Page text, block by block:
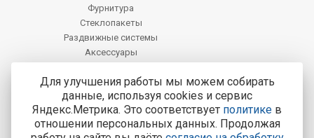
Фурнитура
Стеклопакеты
Раздвижные системы
Аксессуары
Центральный офис продаж:
Курск, Курск, ул. Карла Маркса, 77
Для улучшения работы мы можем собирать
данные, используя cookies и сервис
Яндекс.Метрика. Это соответствует политике в
отношении персональных данных. Продолжая